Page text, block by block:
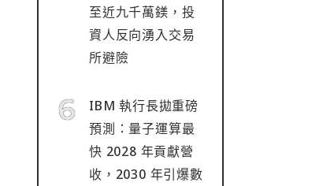
至近九千萬鎂，投
資人反向湧入交易
所避險
IBM 執行長拋重磅
預測：量子運算最
快 2028 年貢獻營
收，2030 年引爆數